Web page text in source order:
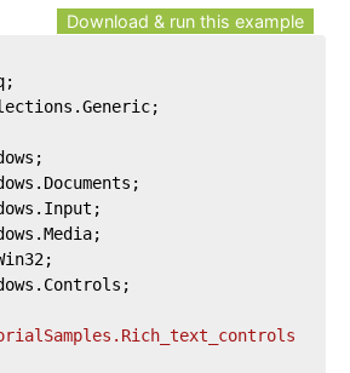
Download & run this example